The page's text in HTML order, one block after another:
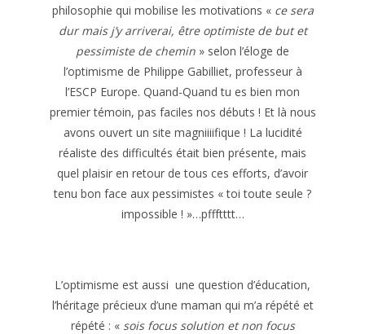
philosophie qui mobilise les motivations « ce sera
dur mais j’y arriverai, être optimiste de but et
pessimiste de chemin » selon l’éloge de
l’optimisme de Philippe Gabilliet, professeur à
l’ESCP Europe. Quand-Quand tu es bien mon
premier témoin, pas faciles nos débuts ! Et là nous
avons ouvert un site magniiiifique ! La lucidité
réaliste des difficultés était bien présente, mais
quel plaisir en retour de tous ces efforts, d’avoir
tenu bon face aux pessimistes « toi toute seule ?
impossible ! »…pffftttt…
L’optimisme est aussi une question d’éducation,
l’héritage précieux d’une maman qui m’a répété et
répété : « sois focus solution et non focus